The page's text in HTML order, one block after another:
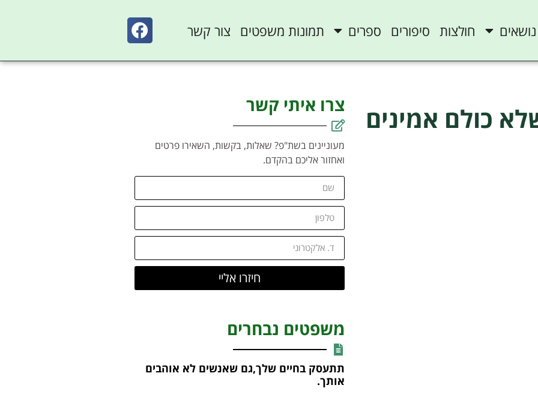
נושאים חולצות סיפורים ספרים תמונות משפטים צור קשר
כולם אמינים צרו איתי קשר
מעוניינים בשת"פ? שאלות, בקשות, השאירו פרטים
ואחזור אליכם בהקדם.
חיזרו אליי
משפטים נבחרים
תתעסק בחיים שלך,גם שאנשים לא אוהבים
אותך.